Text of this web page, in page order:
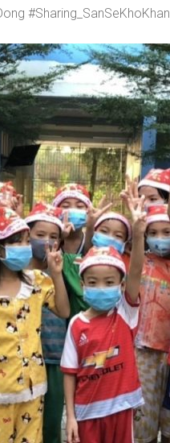
#Sharing_SanSeKhoKhan